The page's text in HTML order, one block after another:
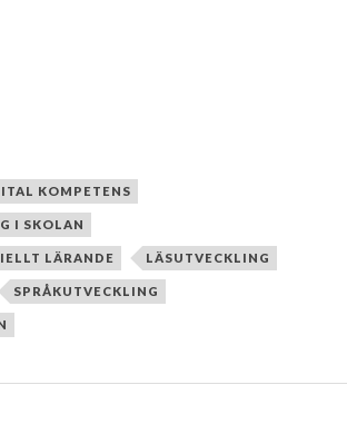
KOMPETENS
I SKOLAN
LÄRANDE LÄSUTVECKLING
SPRÅKUTVECKLING